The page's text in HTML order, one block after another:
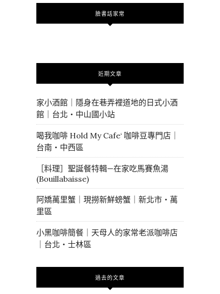
臉書話家常
近期文章
家小酒館｜隱身在巷弄裡道地的日式小酒
館｜台北・中山國小站
喝我咖啡 Hold My Cafe‘ 咖啡豆專門店｜
台南・中西區
［料理］聖誕餐特輯—在家吃馬賽魚湯
(Bouillabaisse)
阿嬌萬里蟹｜現撈新鮮螃蟹｜新北市・萬
里區
小黑咖啡簡餐｜天母人的家常老派咖啡店
｜台北・士林區
過去的文章